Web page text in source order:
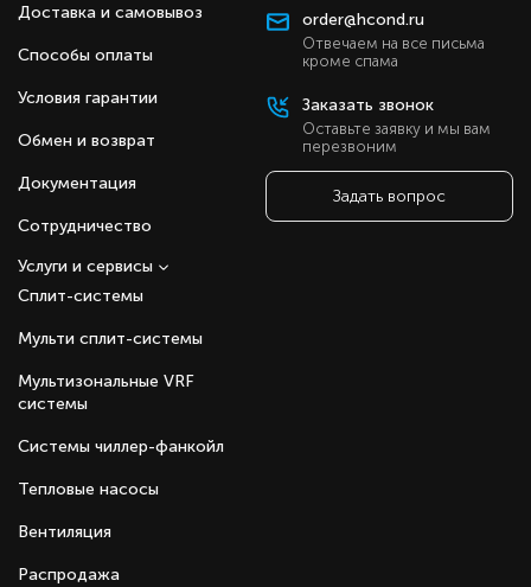
Доставка и самовывоз
Способы оплаты
Условия гарантии
Обмен и возврат
Документация
Сотрудничество
Сплит-системы
Мульти сплит-системы
Мультизональные VRF
системы
Системы чиллер-фанкойл
Тепловые насосы
Вентиляция
Распродажа
Услуги и сервисы
order@hcond.ru
Отвечаем на все письма
кроме спама
Заказать звонок
Оставьте заявку и мы вам
перезвоним
Задать вопрос